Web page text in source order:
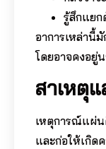
รู้สึกแยก
อาการเหล่านี้
โดยอาจคงอยู่
สาเหตุ
เหตุการณ์แผ่
และก่อให้เกิด